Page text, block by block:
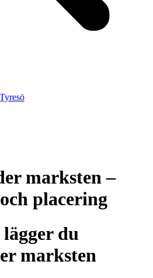
marksten –
placering
du
marksten